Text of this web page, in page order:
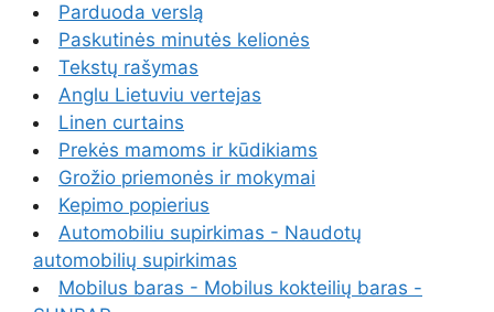
Parduoda verslą
Paskutinės minutės kelionės
Tekstų rašymas
Anglu Lietuviu vertejas
Linen curtains
Prekės mamoms ir kūdikiams
Grožio priemonės ir mokymai
Kepimo popierius
Automobiliu supirkimas - Naudotų
automobilių supirkimas
Mobilus baras - Mobilus kokteilių baras -